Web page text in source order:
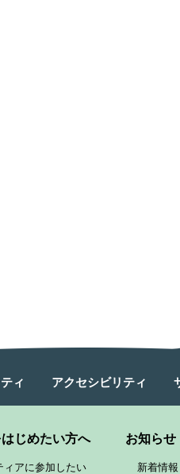
ィ アクセシビリティ
じめたい方へ
ィアに参加したい
お知らせ
新着情報